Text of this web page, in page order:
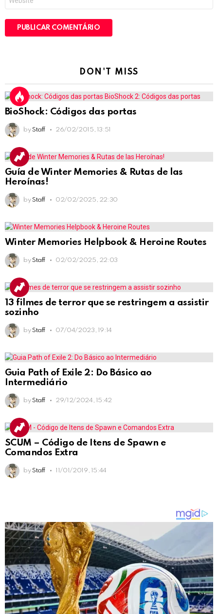
DON'T MISS
BioShock: Códigos das portas
by Staff 26/02/2015, 13:51
Guía de Winter Memories & Rutas de las
Heroínas!
by Staff 02/02/2025, 22:30
Winter Memories Helpbook & Heroine Routes
by Staff 02/02/2025, 22:03
13 filmes de terror que se restringem a assistir
sozinho
by Staff 07/04/2023, 19:14
Guia Path of Exile 2: Do Básico ao
Intermediário
by Staff 29/12/2024, 15:42
SCUM – Código de Itens de Spawn e
Comandos Extra
by Staff 11/01/2019, 15:44